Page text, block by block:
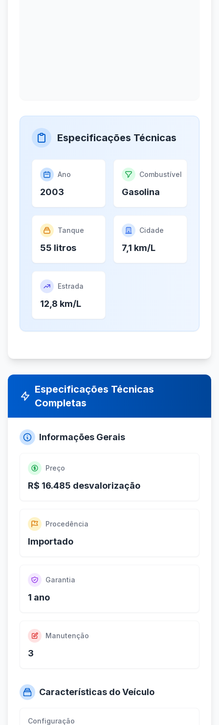
Especificações Técnicas
Ano
2003
Combustível
Gasolina
Tanque
55 litros
Cidade
7,1 km/L
Estrada
12,8 km/L
Especificações Técnicas
Completas
Informações Gerais
Preço
R$ 16.485 desvalorização
Procedência
Importado
Garantia
1 ano
Manutenção
3
Características do Veículo
Configuração